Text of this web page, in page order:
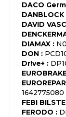
DACO
DANBLOCK
DAVID
DIAMAX :
DON :
Dr!ve+ :
EUROREPAR
1642775080
FEBI
FERODO :